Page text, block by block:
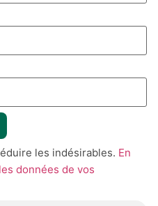
les indésirables. En
données de vos